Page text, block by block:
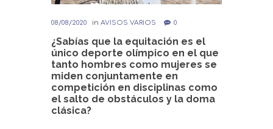
08/08/2020 inAVISOS VARIOS 0
¿Sabías que la equitación es el
único deporte olímpico en el que
tanto hombres como mujeres se
miden conjuntamente en
competición en disciplinas como
el salto de obstáculos y la doma
clásica?